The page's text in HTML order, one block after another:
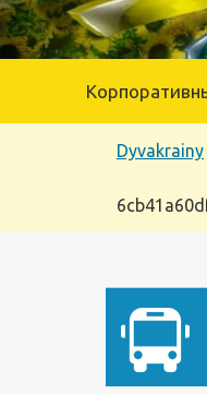
Dyvakrainy